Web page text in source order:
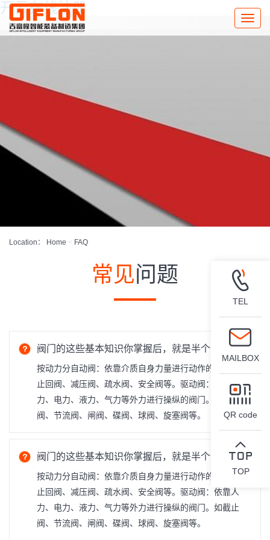
开云在线注册
Toggle
Location： Home < FAQ
常见问题
阀门的这些基本知识你掌握后，就是半个专家了！
按动力分自动阀：依靠介质自身力量进行动作的阀门。如
止回阀、减压阀、疏水阀、安全阀等。驱动阀：依靠人
力、电力、液力、气力等外力进行操纵的阀门。如截止
阀、节流阀、闸阀、碟阀、球阀、旋塞阀等。
阀门的这些基本知识你掌握后，就是半个专家了！
按动力分自动阀：依靠介质自身力量进行动作的阀门。如
止回阀、减压阀、疏水阀、安全阀等。驱动阀：依靠人
力、电力、液力、气力等外力进行操纵的阀门。如截止
阀、节流阀、闸阀、碟阀、球阀、旋塞阀等。
TEL
MAILBOX
QR code
TOP